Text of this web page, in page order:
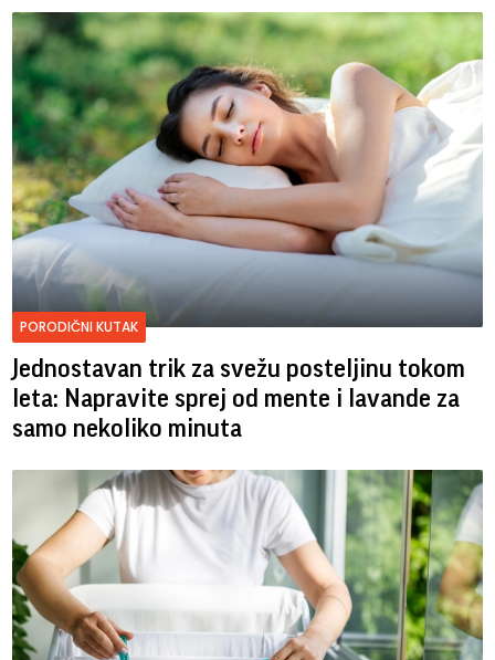
PORODIČNI KUTAK
Jednostavan trik za svežu posteljinu tokom
leta: Napravite sprej od mente i lavande za
samo nekoliko minuta